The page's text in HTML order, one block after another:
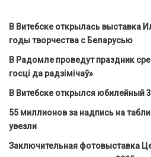
В Витебске открылась выставка
годы творчества с Беларусью
В Радомле проведут праздник
госці да радзімічаў»
В Витебске открылся юбилейный
55 миллионов за надпись на
увезли
Заключительная фотовыставка